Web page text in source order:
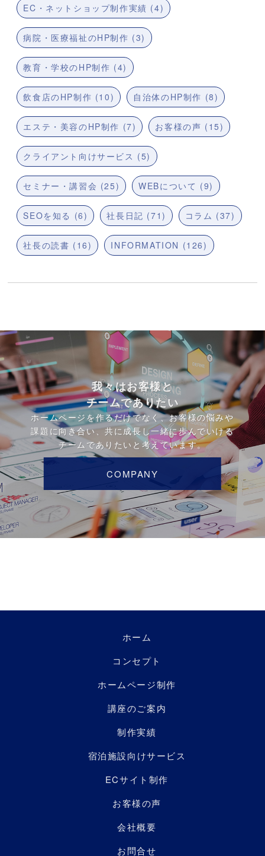
EC・ネットショップ制作実績 (4)
病院・医療福祉のHP制作 (3)
教育・学校のHP制作 (4)
飲食店のHP制作 (10) 自治体のHP制作 (8)
エステ・美容のHP制作 (7) お客様の声 (15)
クライアント向けサービス (5)
セミナー・講習会 (25) WEBについて (9)
SEOを知る (6) 社長日記 (71) コラム (37)
社長の読書 (16) INFORMATION (126)
我々はお客様と
チームでありたい
ホームページを作るだけでなく、お客様の悩みや
課題に向き合い、共に成長し一緒に歩んでいける
チームでありたいと考えています。
COMPANY
ホーム
コンセプト
ホームページ制作
講座のご案内
制作実績
宿泊施設向けサービス
ECサイト制作
お客様の声
会社概要
お問合せ